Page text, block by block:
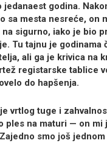
jedanaest godina.
sa mesta nesreće, on
sigurno, iako je bio
Tu tajnu je godinama
ali ga je krivica na
registarske tablice
do hapšenja.
vrtlog tuge i
ples na maturi — on mi
smo još